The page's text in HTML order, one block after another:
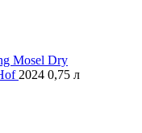
Mosel Dry
2024 0,75 л